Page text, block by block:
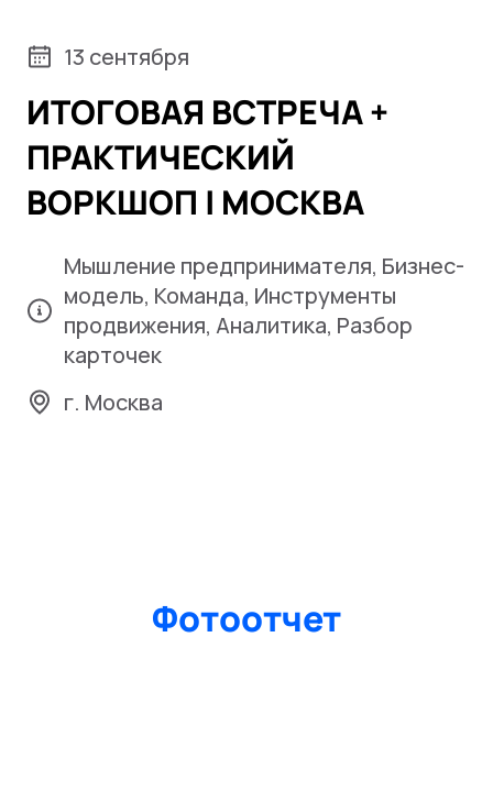
13 сентября
ИТОГОВАЯ ВСТРЕЧА +
ПРАКТИЧЕСКИЙ
ВОРКШОП | МОСКВА
Мышление предпринимателя, Бизнес-
модель, Команда, Инструменты
продвижения, Аналитика, Разбор
карточек
г. Москва
Фотоотчет